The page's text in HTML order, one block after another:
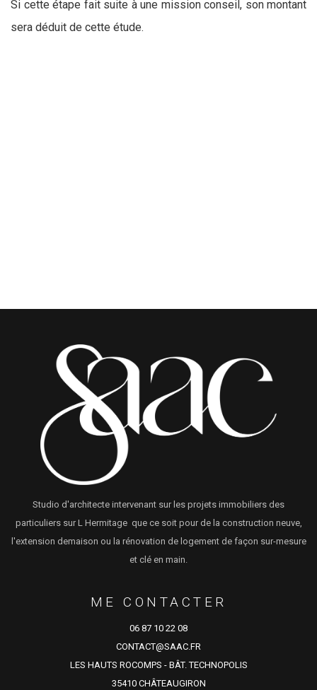
Si cette étape fait suite à une mission conseil, son montant
sera déduit de cette étude.
Studio d'architecte intervenant sur les projets immobiliers des
particuliers sur L Hermitage que ce soit pour de la construction neuve,
l'extension demaison ou la rénovation de logement de façon sur-mesure
et clé en main.
ME CONTACTER
06 87 10 22 08
CONTACT@SAAC.FR
LES HAUTS ROCOMPS - BÂT. TECHNOPOLIS
35410 CHÂTEAUGIRON